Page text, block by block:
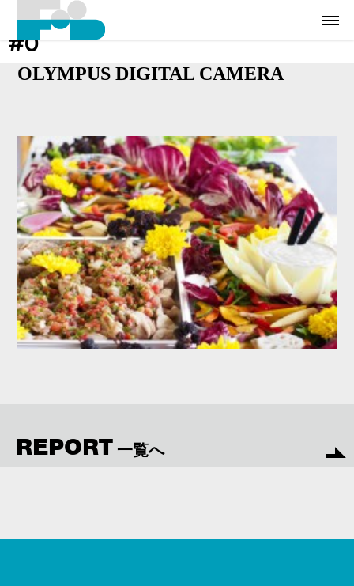
#0
OLYMPUS DIGITAL CAMERA
REPORT 一覧へ